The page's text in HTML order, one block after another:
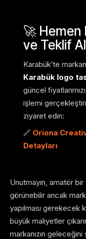
🚀 Hemen
ve Teklif
Karabük’te
Karabük logo
güncel
işlemi
ziyaret edin:
🔗 Oriona
Detayları
Unutmayın, amatör
görünebilir ancak
yapılması gerekecek
büyük maliyetler
markanızın geleceğini